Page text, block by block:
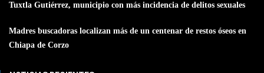
Tuxtla Gutiérrez, municipio con más incidencia de delitos sexuales
Madres buscadoras localizan más de un centenar de restos óseos en
Chiapa de Corzo